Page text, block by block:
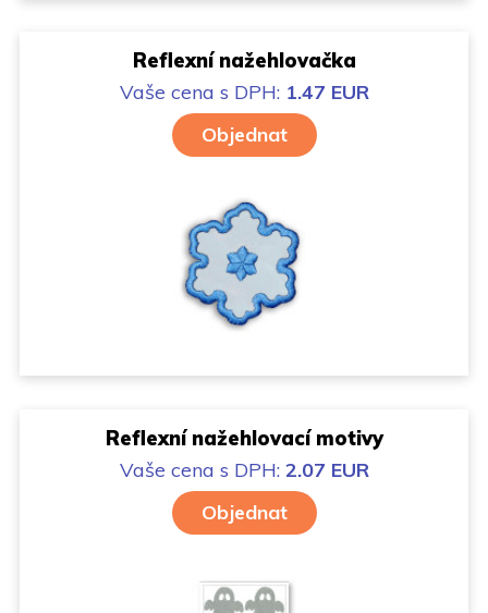
Reflexní nažehlovačka
Vaše cena s DPH: 1.47 EUR
Objednat
Reflexní nažehlovací motivy
Vaše cena s DPH: 2.07 EUR
Objednat